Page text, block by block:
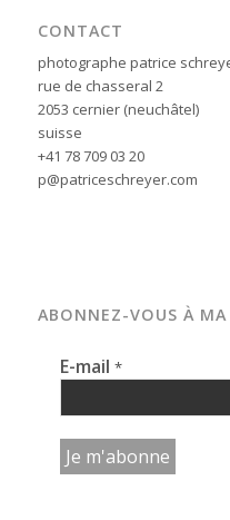
CONTACT
photographe patrice
rue de chasseral 2
2053 cernier (neuchâtel)
suisse
+41 78 709 03 20
p@patriceschreyer.com
ABONNEZ-VOUS À MA
E-mail *